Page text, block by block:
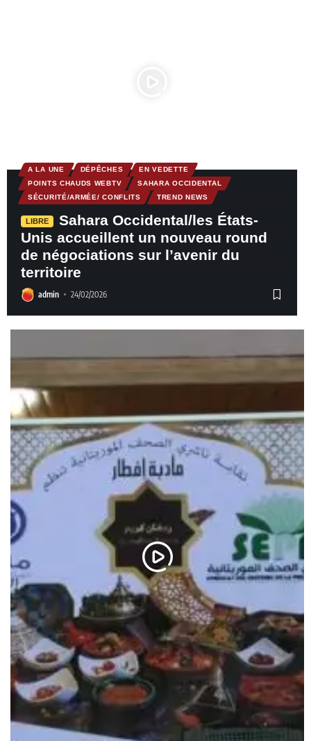
A LA UNE DÉPÊCHES
EN VEDETTE
POINTS CHAUDS WEBTV
SAHARA OCCIDENTAL
SÉCURITÉ/ARMÉE/ CONFLITS
TREND NEWS
LIBRE
Sahara Occidental/les États-
Unis accueillent un nouveau round
de négociations sur l’avenir du
territoire
admin 24/02/2026